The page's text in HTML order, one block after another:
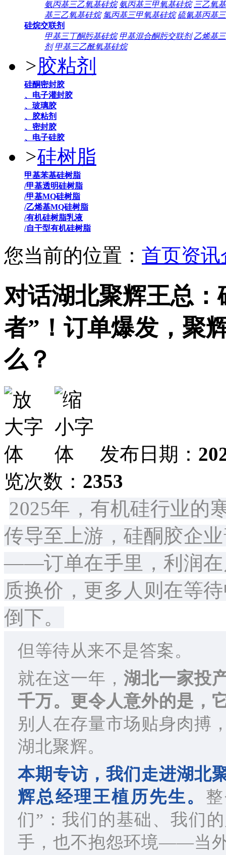
氨丙基三乙氧基硅烷 氨丙基三甲氧基硅烷 三乙氧
基三乙氧基硅烷 氯丙基三甲氧基硅烷 硫氰基丙基
硅烷交联剂
甲基三丁酮肟基硅烷 甲基混合酮肟交联剂 乙烯基
剂 甲基三乙酰氧基硅烷
>胶粘剂
硅酮密封胶
、电子灌封胶
、玻璃胶
、胶粘剂
、密封胶
、电子硅胶
>硅树脂
甲基苯基硅树脂
/甲基透明硅树脂
/甲基MQ硅树脂
/乙烯基MQ硅树脂
/有机硅树脂乳液
/自干型有机硅树脂
您当前的位置： 首页资讯
对话湖北聚辉王总
者”！订单爆发，聚
么？
发布日期：
览次数： 2353
2025年，有机硅行业的
传导至上游，硅酮胶企
——订单在手里，利润在
质换价，更多人则在等
倒下。
但等待从来不是答案。
就在这一年，湖北一家投
千万。更令人意外的是，
别人在存量市场贴身肉搏
湖北聚辉。
本期专访，我们走进湖北
辉总经理王植历先生。
们”：我们的基础、我们
手，也不抱怨环境——当